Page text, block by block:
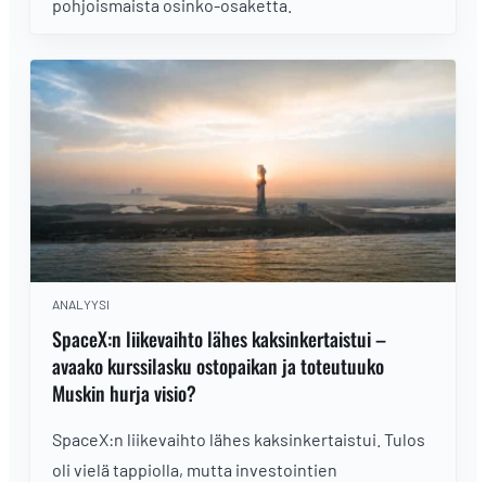
pohjoismaista osinko-osaketta.
ANALYYSI
SpaceX:n liikevaihto lähes kaksinkertaistui –
avaako kurssilasku ostopaikan ja toteutuuko
Muskin hurja visio?
SpaceX:n liikevaihto lähes kaksinkertaistui. Tulos
oli vielä tappiolla, mutta investointien